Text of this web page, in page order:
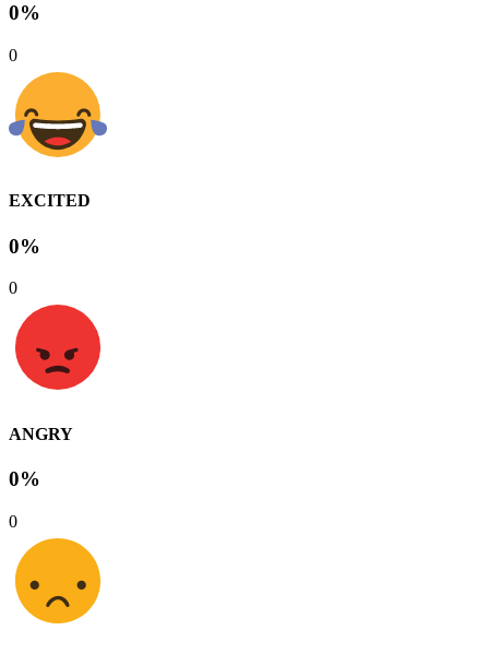
0%
0
EXCITED
0%
0
ANGRY
0%
0